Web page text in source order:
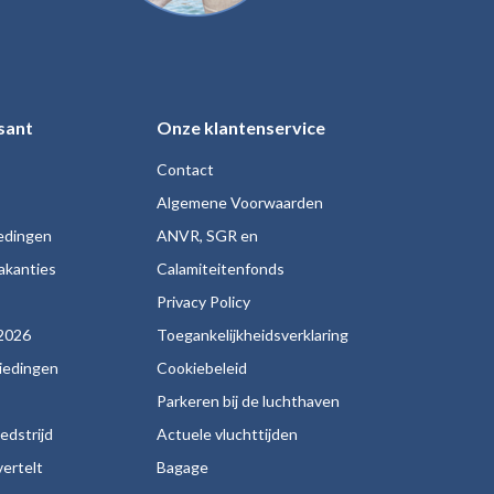
Onze klantenservice
Contact
Algemene Voorwaarden
ANVR, SGR en
Calamiteitenfonds
Privacy Policy
Toegankelijkheidsverklaring
Cookiebeleid
Parkeren bij de luchthaven
Actuele vluchttijden
Bagage